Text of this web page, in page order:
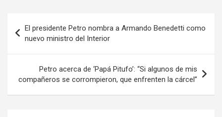
de
entradas
El presidente Petro nombra a Armando Benedetti como
nuevo ministro del Interior
Petro acerca de ‘Papá Pitufo’: “Si algunos de mis
compañeros se corrompieron, que enfrenten la cárcel”